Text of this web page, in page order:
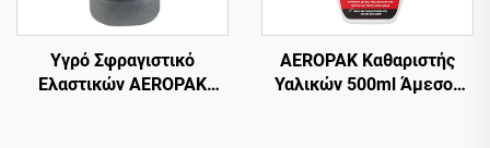
Υγρό Σφραγιστικό
Ελαστικών AEROPAK
AEROPAK Καθαριστής
Υαλικών 500ml Άμεσος